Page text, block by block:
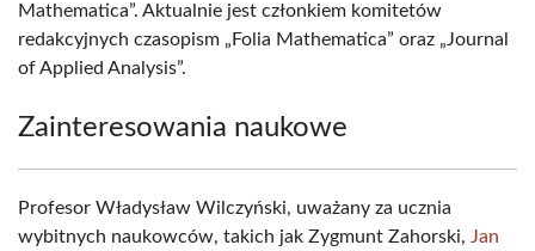
Mathematica”. Aktualnie jest członkiem komitetów
redakcyjnych czasopism „Folia Mathematica” oraz „Journal
of Applied Analysis”.
Zainteresowania naukowe
Profesor Władysław Wilczyński, uważany za ucznia
wybitnych naukowców, takich jak Zygmunt Zahorski, Jan